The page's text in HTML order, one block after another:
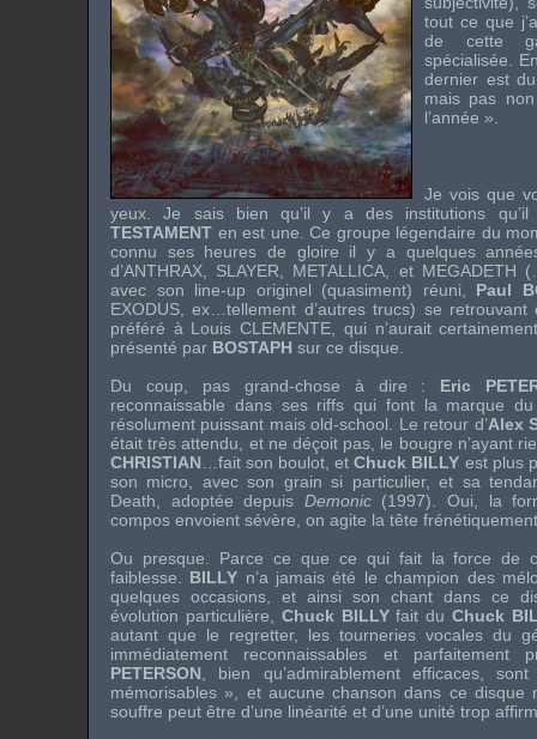
tout ce que
de cette
spécialisée.
dernier est
mais pas
l’année ».
Je vois que
yeux. Je sais bien qu’il y a des institutions
TESTAMENT en est une. Ce groupe légendaire du
connu ses heures de gloire il y a quelques
d’ANTHRAX SLAYER METALLICA , et MEGADETH
avec son line-up originel (quasiment) réuni, Paul
EXODUS , ex…tellement d’autres trucs) se
préféré à Louis CLEMENTE , qui n’aurait
présenté par BOSTAPH sur ce disque.
Du coup, pas grand-chose à dire : Eric
reconnaissable dans ses riffs qui font la marque
résolument puissant mais old-school. Le retour d’Alex
était très attendu, et ne déçoit pas, le bougre n’ayant
CHRISTIAN …fait son boulot, etChuck BILLY est plus
son micro, avec son grain si particulier, et sa
Death, adoptée depuis Demonic(1997). Oui, la
compos envoient sévère, on agite la tête
Ou presque. Parce ce que ce qui fait la force de
faiblesse. BILLY n’a jamais été le champion des
quelques occasions, et ainsi son chant dans ce
évolution particulière, Chuck BILLYfait duChuck
autant que le regretter, les tourneries vocales du
immédiatement reconnaissables et parfaitement
PETERSON , bien qu’admirablement efficaces,
mémorisables », et aucune chanson dans ce disque
souffre peut être d’une linéarité et d’une unité trop